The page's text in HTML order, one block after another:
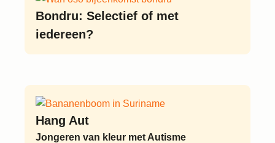
Bondru: Selectief of met
iedereen?
Hang Aut
Jongeren van kleur met Autisme